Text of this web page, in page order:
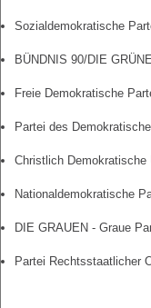
Sozialdemokratische
BÜNDNIS 90/DIE
Freie Demokratische
Partei des
Christlich Demokratische
Nationaldemokratische
DIE GRAUEN - Graue
Partei Rechtsstaatlicher